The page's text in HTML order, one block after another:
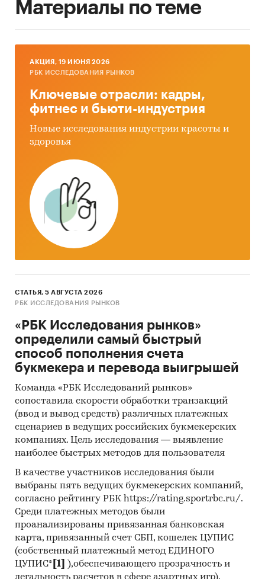
Материалы по теме
AКЦИЯ, 19 ИЮНЯ 2026
РБК ИССЛЕДОВАНИЯ РЫНКОВ
Ключевые отрасли: кадры,
фитнес и бьюти-индустрия
Новые исследования индустрии красоты и
здоровья
СТАТЬЯ, 5 АВГУСТА 2026
РБК ИССЛЕДОВАНИЯ РЫНКОВ
«РБК Исследования рынков»
определили самый быстрый
способ пополнения счета
букмекера и перевода выигрышей
Команда «РБК Исследований рынков»
сопоставила скорости обработки транзакций
(ввод и вывод средств) различных платежных
сценариев в ведущих российских букмекерских
компаниях. Цель исследования — выявление
наиболее быстрых методов для пользователя
В качестве участников исследования были
выбраны пять ведущих букмекерских компаний,
согласно рейтингу РБК https://rating.sportrbc.ru/.
Среди платежных методов были
проанализированы привязанная банковская
карта, привязанный счет СБП, кошелек ЦУПИС
(собственный платежный метод ЕДИНОГО
ЦУПИС* [1]
),обеспечивающего прозрачность и